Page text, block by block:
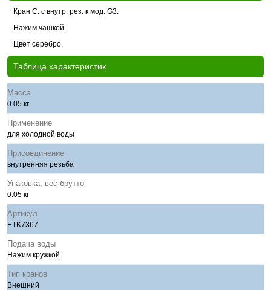
Кран C. с внутр. рез. к мод. G3.
Нажим чашкой.
Цвет серебро.
Таблица характеристик
Масса
0.05 кг
Применение
для холодной воды
Присоединение
внутренняя резьба
Упаковка, вес брутто
0.05 кг
Артикул
ETK7367
Подача воды
Нажим кружкой
Тип кранов
Внешний